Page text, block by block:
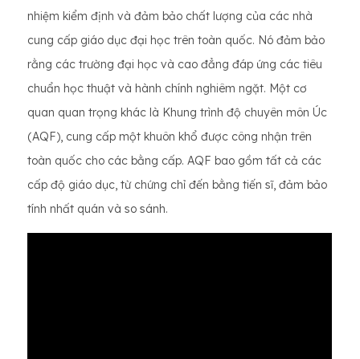
nhiệm kiểm định và đảm bảo chất lượng của các nhà
cung cấp giáo dục đại học trên toàn quốc. Nó đảm bảo
rằng các trường đại học và cao đẳng đáp ứng các tiêu
chuẩn học thuật và hành chính nghiêm ngặt. Một cơ
quan quan trọng khác là Khung trình độ chuyên môn Úc
(AQF), cung cấp một khuôn khổ được công nhận trên
toàn quốc cho các bằng cấp. AQF bao gồm tất cả các
cấp độ giáo dục, từ chứng chỉ đến bằng tiến sĩ, đảm bảo
tính nhất quán và so sánh.